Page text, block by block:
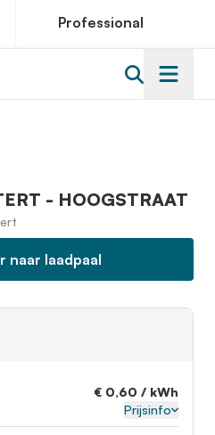
Professional
- HOOGSTRAAT
naar laadpaal
€ 0,60 / kWh
Prijsinfo